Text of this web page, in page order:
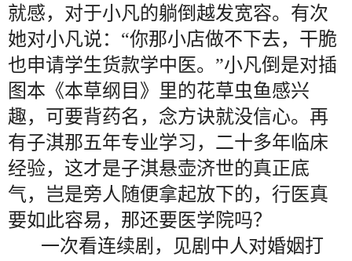
就感，对于小凡的躺倒越发宽容。有次
她对小凡说：“你那小店做不下去，干脆
也申请学生货款学中医。”小凡倒是对插
图本《本草纲目》里的花草虫鱼感兴
趣，可要背药名，念方诀就没信心。再
有子淇那五年专业学习，二十多年临床
经验，这才是子淇悬壶济世的真正底
气，岂是旁人随便拿起放下的，行医真
要如此容易，那还要医学院吗？
一次看连续剧，见剧中人对婚姻打